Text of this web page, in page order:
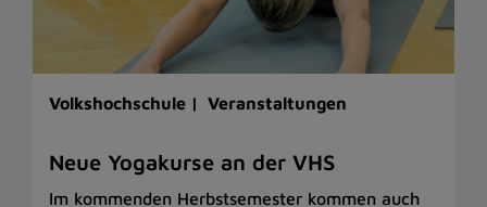
Volkshochschule | Veranstaltungen
Neue Yogakurse an der VHS
Im kommenden Herbstsemester kommen auch